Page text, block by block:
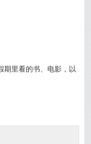
期里看的书、电影，以